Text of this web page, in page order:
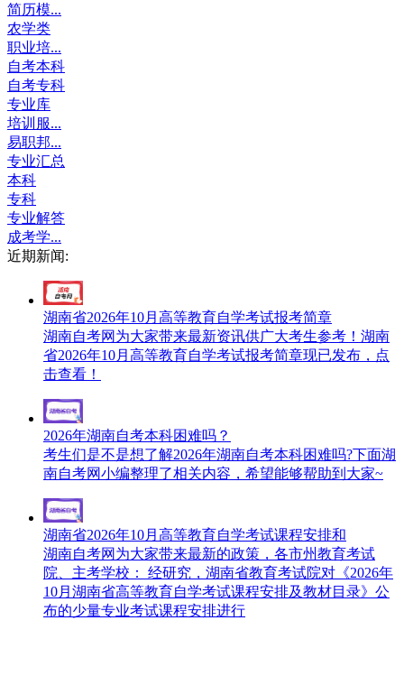
简历模...
农学类
职业培...
自考本科
自考专科
专业库
培训服...
易职邦...
专业汇总
本科
专科
专业解答
成考学...
近期新闻:
湖南省2026年10月高等教育自学考试报考简章
湖南自考网为大家带来最新资讯供广大考生参考！湖南
省2026年10月高等教育自学考试报考简章现已发布，点
击查看！
2026年湖南自考本科困难吗？
考生们是不是想了解2026年湖南自考本科困难吗?下面湖
南自考网小编整理了相关内容，希望能够帮助到大家~
湖南省2026年10月高等教育自学考试课程安排和
湖南自考网为大家带来最新的政策，各市州教育考试
院、主考学校： 经研究，湖南省教育考试院对《2026年
10月湖南省高等教育自学考试课程安排及教材目录》公
布的少量专业考试课程安排进行